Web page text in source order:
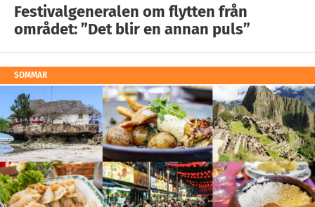
Festivalgeneralen om flytten från
området: ”Det blir en annan puls”
SOMMAR